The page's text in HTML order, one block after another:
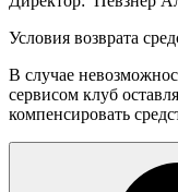
Условия возврата
В случае
сервисом клуб
компенсировать